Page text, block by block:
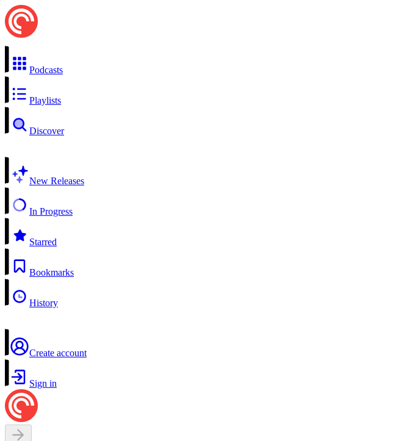
Podcasts
Playlists
Discover
New Releases
In Progress
Starred
Bookmarks
History
Create account
Sign in